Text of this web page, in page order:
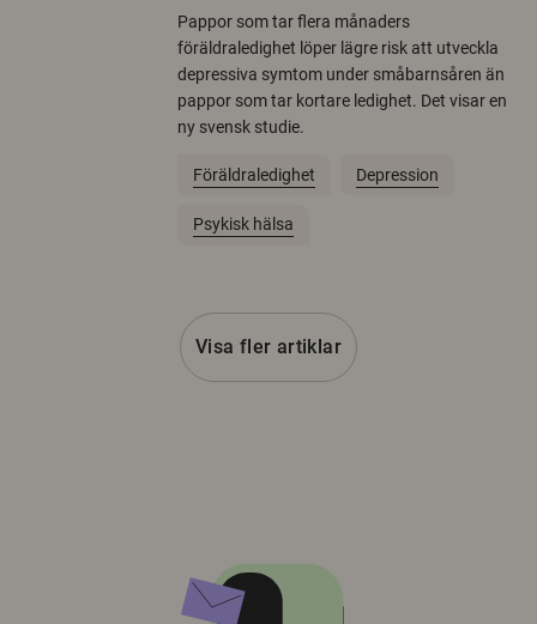
Pappor som tar flera månaders
föräldraledighet löper lägre risk att utveckla
depressiva symtom under småbarnsåren än
pappor som tar kortare ledighet. Det visar en
ny svensk studie.
Föräldraledighet Depression
Psykisk hälsa
Visa fler artiklar